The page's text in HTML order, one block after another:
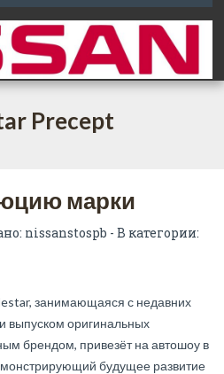
Precept
марки
nissanstospb - В категории:
занимающаяся с недавних
выпуском оригинальных
брендом, привезёт на автошоу в
будущее развитие